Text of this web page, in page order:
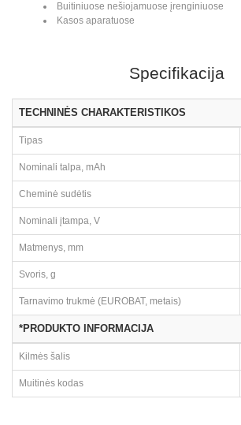
Buitiniuose nešiojamuose įrenginiuose
Kasos aparatuose
Specifikacija
TECHNINĖS CHARAKTERISTIKOS
Tipas
Nominali talpa, mAh
Cheminė sudėtis
Nominali įtampa, V
Matmenys, mm
Svoris, g
Tarnavimo trukmė (EUROBAT, metais)
*PRODUKTO INFORMACIJA
Kilmės šalis
Muitinės kodas